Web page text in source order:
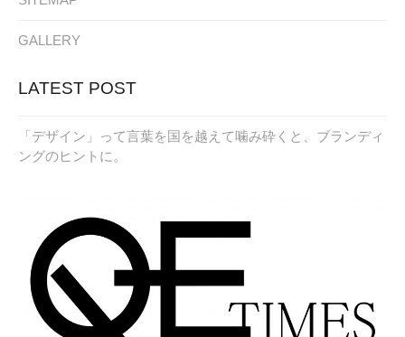
GALLERY
LATEST POST
「デザイン」って言葉を国を越えて噛み砕くと、ブランディ
ングのヒントに。